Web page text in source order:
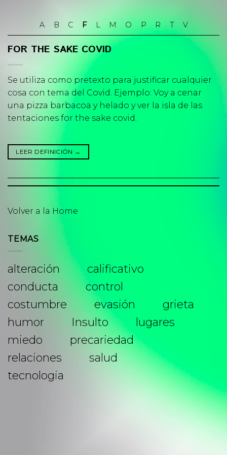
A B C F L M O P R T V
FOR THE SAKE COVID
Se utiliza como pretexto para justificar cualquier
cosa con tema del Covid. Ejemplo: Voy a cenar
una pizza barbacoa y helado y ver la isla de las
tentaciones for the sake covid.
LEER DEFINICIÓN →
Volver a la Home
TEMAS
alteración
calificativo
conducta
control
costumbre
evasión
grieta
humor
Insulto
lugares
miedo
precariedad
relaciones
salud
tecnologia